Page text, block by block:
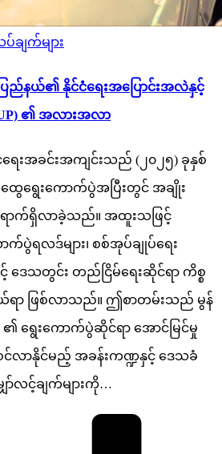
ျက်များ
ည်နယ်၏ နိုင်ငံရေးအပြောင်းအလဲနှင့်
၏ အလားအလာ
ငံရေးအခင်းအကျင်းသည် (၂၀၂၅) ခုနှစ်
ရွေးကောက်ပွဲအပြီးတွင် အချိုး
က်ရှိလာခဲ့သည်။ အထူးသဖြင့်
ပွဲရလဒ်များ၊ စစ်အုပ်ချုပ်ရေး
င့် ဒေသတွင်း တည်ငြိမ်ရေးဆိုင်ရာ ကိစ္စ
ဖွယ်ရာ ဖြစ်လာသည်။ ဤစာတမ်းသည် မွန်
ရွေးကောက်ပွဲဆိုင်ရာ အောင်မြင်မှု
ဝင်လာနိုင်မည့် အခန်းကဏ္ဍနှင့် ဒေသခံ
ာ်လင့်ချက်များကို…